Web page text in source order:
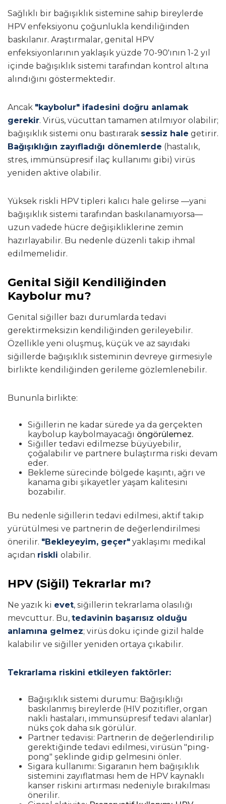
Sağlıklı bir bağışıklık sistemine sahip bireylerde
HPV enfeksiyonu çoğunlukla kendiliğinden
baskılanır. Araştırmalar, genital HPV
enfeksiyonlarının yaklaşık yüzde 70-90'ının 1-2 yıl
içinde bağışıklık sistemi tarafından kontrol altına
alındığını göstermektedir.
Ancak "kaybolur" ifadesini doğru anlamak
gerekir. Virüs, vücuttan tamamen atılmıyor olabilir;
bağışıklık sistemi onu bastırarak sessiz hale getirir.
Bağışıklığın zayıfladığı dönemlerde (hastalık,
stres, immünsüpresif ilaç kullanımı gibi) virüs
yeniden aktive olabilir.
Yüksek riskli HPV tipleri kalıcı hale gelirse —yani
bağışıklık sistemi tarafından baskılanamıyorsa—
uzun vadede hücre değişikliklerine zemin
hazırlayabilir. Bu nedenle düzenli takip ihmal
edilmemelidir.
Genital Siğil Kendiliğinden
Kaybolur mu?
Genital siğiller bazı durumlarda tedavi
gerektirmeksizin kendiliğinden gerileyebilir.
Özellikle yeni oluşmuş, küçük ve az sayıdaki
siğillerde bağışıklık sisteminin devreye girmesiyle
birlikte kendiliğinden gerileme gözlemlenebilir.
Bununla birlikte:
Siğillerin ne kadar sürede ya da gerçekten
kaybolup kaybolmayacağı öngörülemez.
Siğiller tedavi edilmezse büyüyebilir,
çoğalabilir ve partnere bulaştırma riski devam
eder.
Bekleme sürecinde bölgede kaşıntı, ağrı ve
kanama gibi şikayetler yaşam kalitesini
bozabilir.
Bu nedenle siğillerin tedavi edilmesi, aktif takip
yürütülmesi ve partnerin de değerlendirilmesi
önerilir. "Bekleyeyim, geçer" yaklaşımı medikal
açıdan riskli olabilir.
HPV (Siğil) Tekrarlar mı?
Ne yazık ki evet, siğillerin tekrarlama olasılığı
mevcuttur. Bu, tedavinin başarısız olduğu
anlamına gelmez; virüs doku içinde gizil halde
kalabilir ve siğiller yeniden ortaya çıkabilir.
Tekrarlama riskini etkileyen faktörler:
Bağışıklık sistemi durumu: Bağışıklığı
baskılanmış bireylerde (HIV pozitifler, organ
nakli hastaları, immunsüpresif tedavi alanlar)
nüks çok daha sık görülür.
Partner tedavisi: Partnerin de değerlendirilip
gerektiğinde tedavi edilmesi, virüsün "ping-
pong" şeklinde gidip gelmesini önler.
Sigara kullanımı: Sigaranın hem bağışıklık
sistemini zayıflatması hem de HPV kaynaklı
kanser riskini artırması nedeniyle bırakılması
önerilir.